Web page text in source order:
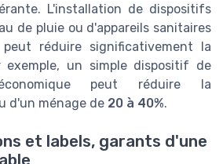
L'installation de dispositifs
de pluie ou d'appareils sanitaires
réduire significativement la
exemple, un simple dispositif de
peut réduire la
d'un ménage de 20 à 40%.
et labels, garants d'une